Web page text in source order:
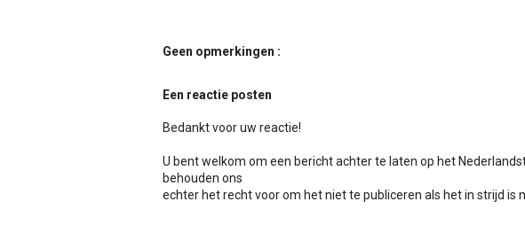
Geen opmerkingen :
Een reactie posten
Bedankt voor uw reactie!
U bent welkom om een bericht achter te laten op het
behouden ons
echter het recht voor om het niet te publiceren als het in strijd is